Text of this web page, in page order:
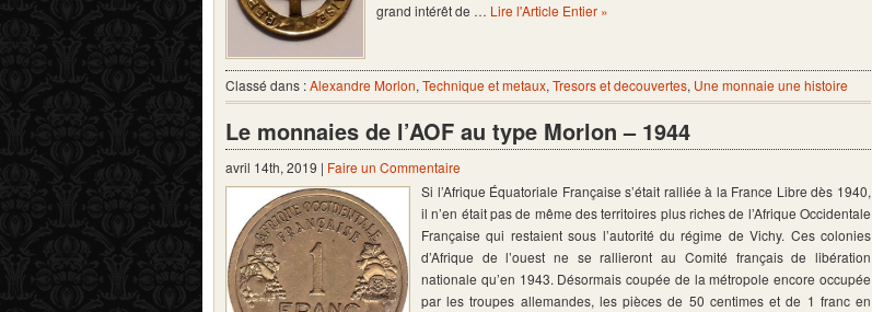
grand intérêt de … Lire l'Article Entier »
Classé dans :Alexandre Morlon, Technique et metaux, Tresors et decouvertes, Une monnaie une histoire
Le monnaies de l’AOF au type Morlon – 1944
avril 14th, 2019 | Faire un Commentaire
Si l’Afrique Équatoriale Française s’était ralliée à la France Libre dès 1940,
il n’en était pas de même des territoires plus riches de l’Afrique Occidentale
Française qui restaient sous l’autorité du régime de Vichy. Ces colonies
d’Afrique de l’ouest ne se rallieront au Comité français de libération
nationale qu’en 1943. Désormais coupée de la métropole encore occupée
par les troupes allemandes, les pièces de 50 centimes et de 1 franc en